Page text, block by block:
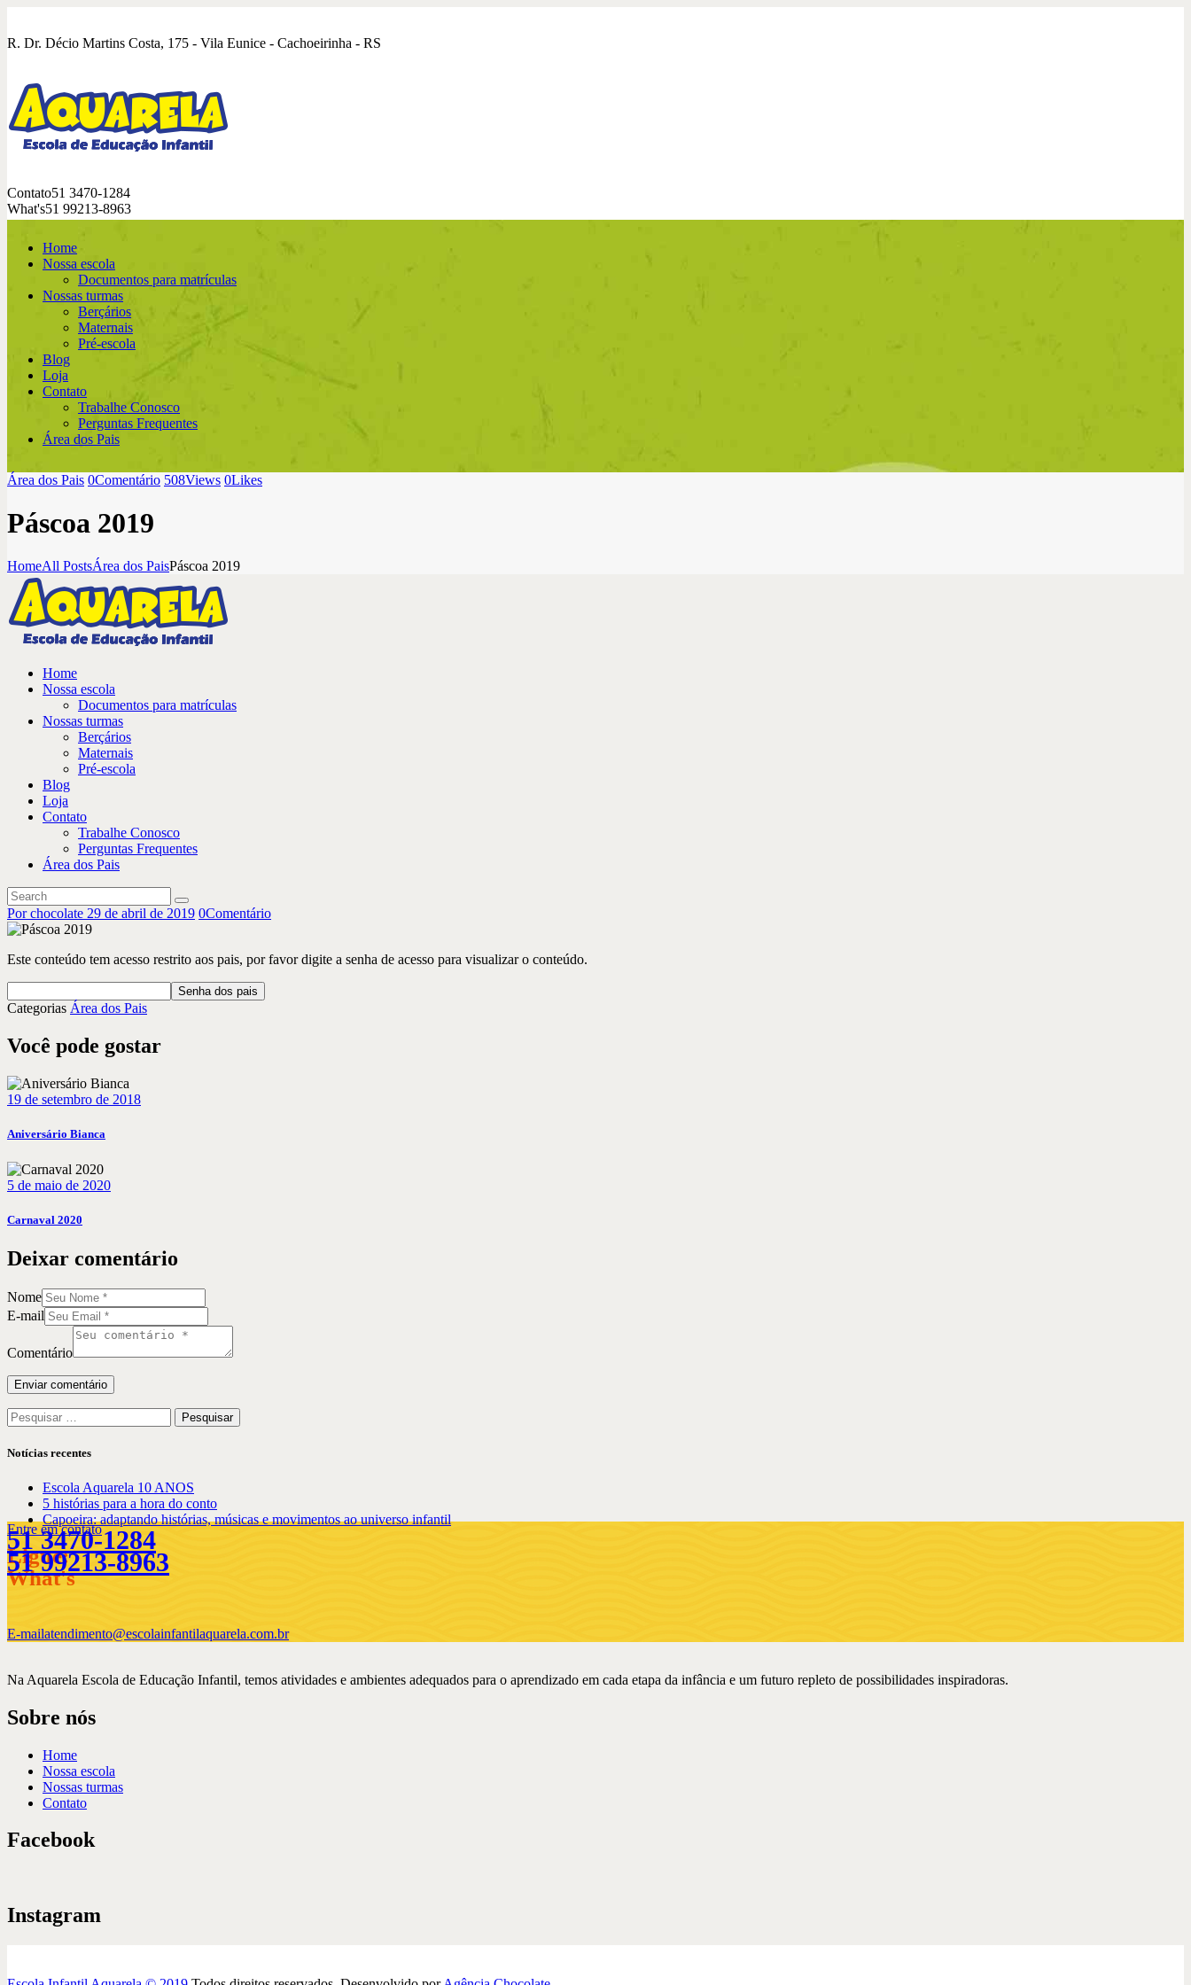
R. Dr. Décio Martins Costa, 175 - Vila Eunice - Cachoeirinha - RS
Contato51 3470-1284
What's51 99213-8963
Home
Nossa escola
Documentos para matrículas
Nossas turmas
Berçários
Maternais
Pré-escola
Blog
Loja
Contato
Trabalhe Conosco
Perguntas Frequentes
Área dos Pais
Área dos Pais 0Comentário 508Views 0Likes
Páscoa 2019
HomeAll PostsÁrea dos PaisPáscoa 2019
Home
Nossa escola
Documentos para matrículas
Nossas turmas
Berçários
Maternais
Pré-escola
Blog
Loja
Contato
Trabalhe Conosco
Perguntas Frequentes
Área dos Pais
Por chocolate 29 de abril de 2019 0Comentário
Este conteúdo tem acesso restrito aos pais, por favor digite a senha de acesso para visualizar o conteúdo.
Categorias Área dos Pais
Você pode gostar
19 de setembro de 2018
Aniversário Bianca
5 de maio de 2020
Carnaval 2020
Deixar comentário
Nome
E-mail
Comentário
Pesquisar
por:
Notícias recentes
Escola Aquarela 10 ANOS
5 histórias para a hora do conto
Capoeira: adaptando histórias, músicas e movimentos ao universo infantil
Entre em contato
Ligue:
51 3470-1284
What's
51 99213-8963
E-mailatendimento@escolainfantilaquarela.com.br
Na Aquarela Escola de Educação Infantil, temos atividades e ambientes adequados para o aprendizado em cada etapa da infância e um futuro repleto de possibilidades inspiradoras.
Sobre nós
Home
Nossa escola
Nossas turmas
Contato
Facebook
Instagram